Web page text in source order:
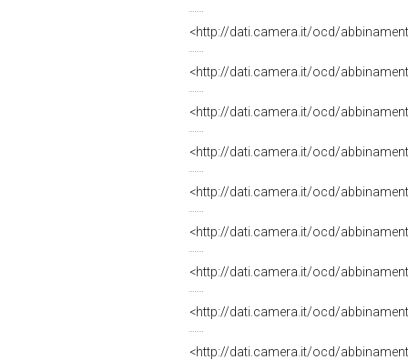
<http://dati.camera.it/ocd/
<http://dati.camera.it/ocd/
<http://dati.camera.it/ocd/
<http://dati.camera.it/ocd/
<http://dati.camera.it/ocd/
<http://dati.camera.it/ocd/
<http://dati.camera.it/ocd/
<http://dati.camera.it/ocd/
<http://dati.camera.it/ocd/